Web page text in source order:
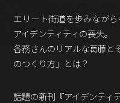
プロフェッシ
ビジネスアス
コンディショニ
編集4.0
その他
エリート街道を歩みなが
アイデンティティの喪失。
各務さんのリアルな葛藤と
のつくり方」とは？
話題の新刊『アイデンティ